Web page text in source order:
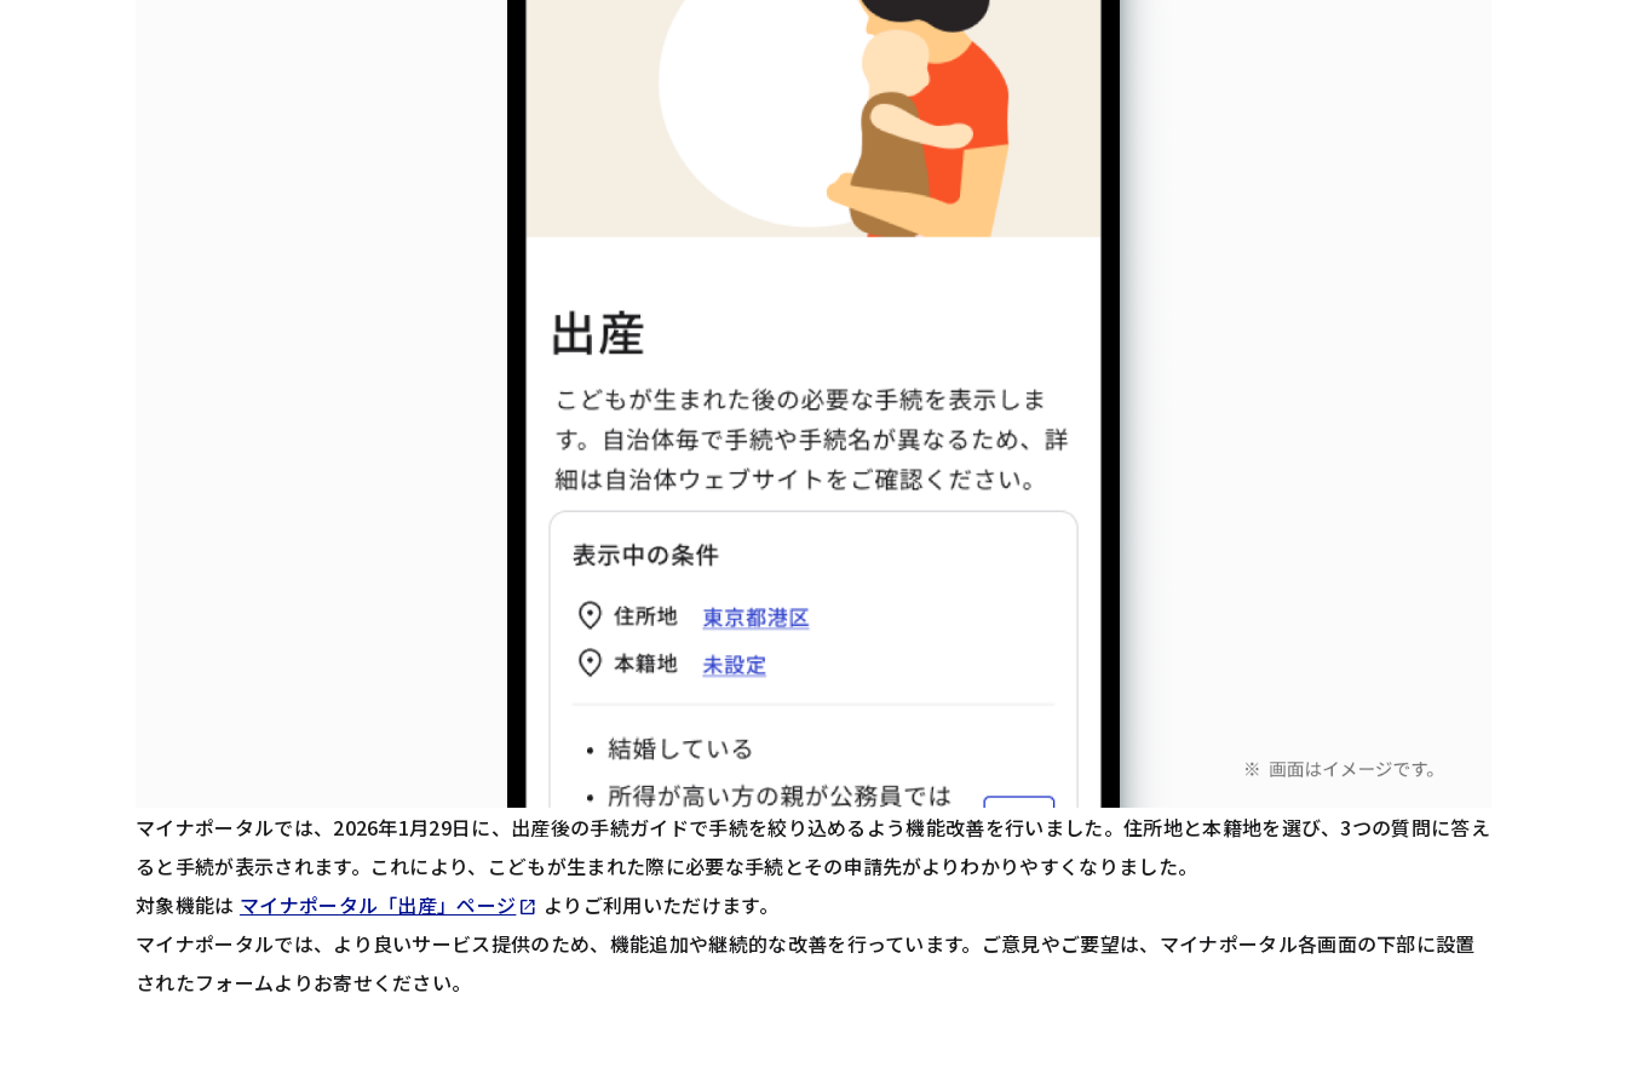
マイナポータルでは、2026年1月29日に、出産後の手続ガイドで手続を絞り込めるよう機能改善を行いました。住所地と本籍地を選び、3つの質問に答え
ると手続が表示されます。これにより、こどもが生まれた際に必要な手続とその申請先がよりわかりやすくなりました。
対象機能は マイナポータル「出産」ページ open_in_new Opens in new tab
よりご利用いただけます。
マイナポータルでは、より良いサービス提供のため、機能追加や継続的な改善を行っています。ご意見やご要望は、マイナポータル各画面の下部に設置
されたフォームよりお寄せください。